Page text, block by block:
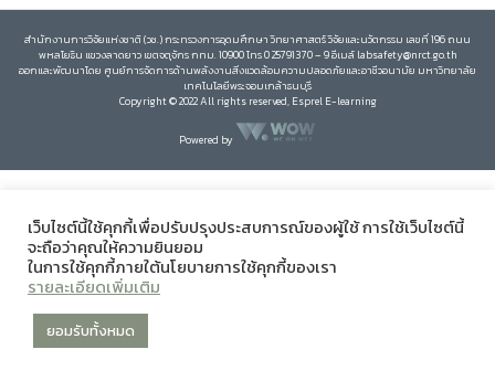
สำนักงานการวิจัยแห่งชาติ (วช.) กระทรวงการอุดมศึกษา วิทยาศาสตร์ วิจัยและนวัตกรรม เลขที่ 196 ถนน
พหลโยธิน แขวงลาดยาว เขตจตุจักร กทม. 10900 โทร 0 25791370 – 9 อีเมล์ labsafety@nrct.go.th
ออกและพัฒนาโดย ศูนย์การจัดการด้านพลังงานสิ่งแวดล้อมความปลอดภัยและอาชีวอนามัย มหาวิทยาลัย
เทคโนโลยีพระจอมเกล้าธนบุรี
Copyright © 2022 All rights reserved, Esprel E-learning
Powered by
เว็บไซต์นี้ใช้คุกกี้เพื่อปรับปรุงประสบการณ์ของผู้ใช้ การใช้เว็บไซต์นี้
จะถือว่าคุณให้ความยินยอม
ในการใช้คุกกี้ภายใต้นโยบายการใช้คุกกี้ของเรา
รายละเอียดเพิ่มเติม
ยอมรับทั้งหมด